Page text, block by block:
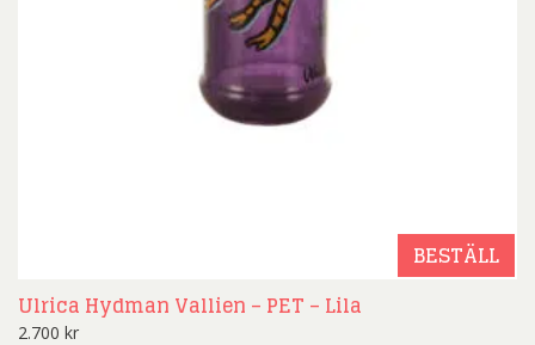
BESTÄLL
Ulrica Hydman Vallien – PET – Lila
2.700 kr